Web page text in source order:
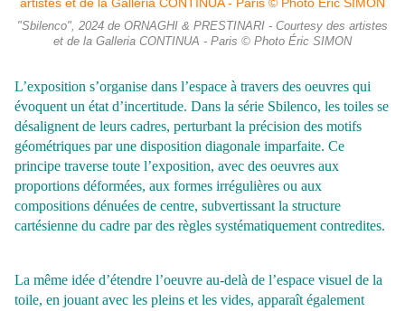
"Sbilenco", 2024 de ORNAGHI & PRESTINARI - Courtesy des artistes
et de la Galleria CONTINUA - Paris © Photo Éric SIMON
L’exposition s’organise dans l’espace à travers des oeuvres qui
évoquent un état d’incertitude. Dans la série Sbilenco, les toiles se
désalignent de leurs cadres, perturbant la précision des motifs
géométriques par une disposition diagonale imparfaite. Ce
principe traverse toute l’exposition, avec des oeuvres aux
proportions déformées, aux formes irrégulières ou aux
compositions dénuées de centre, subvertissant la structure
cartésienne du cadre par des règles systématiquement contredites.
La même idée d’étendre l’oeuvre au-delà de l’espace visuel de la
toile, en jouant avec les pleins et les vides, apparaît également